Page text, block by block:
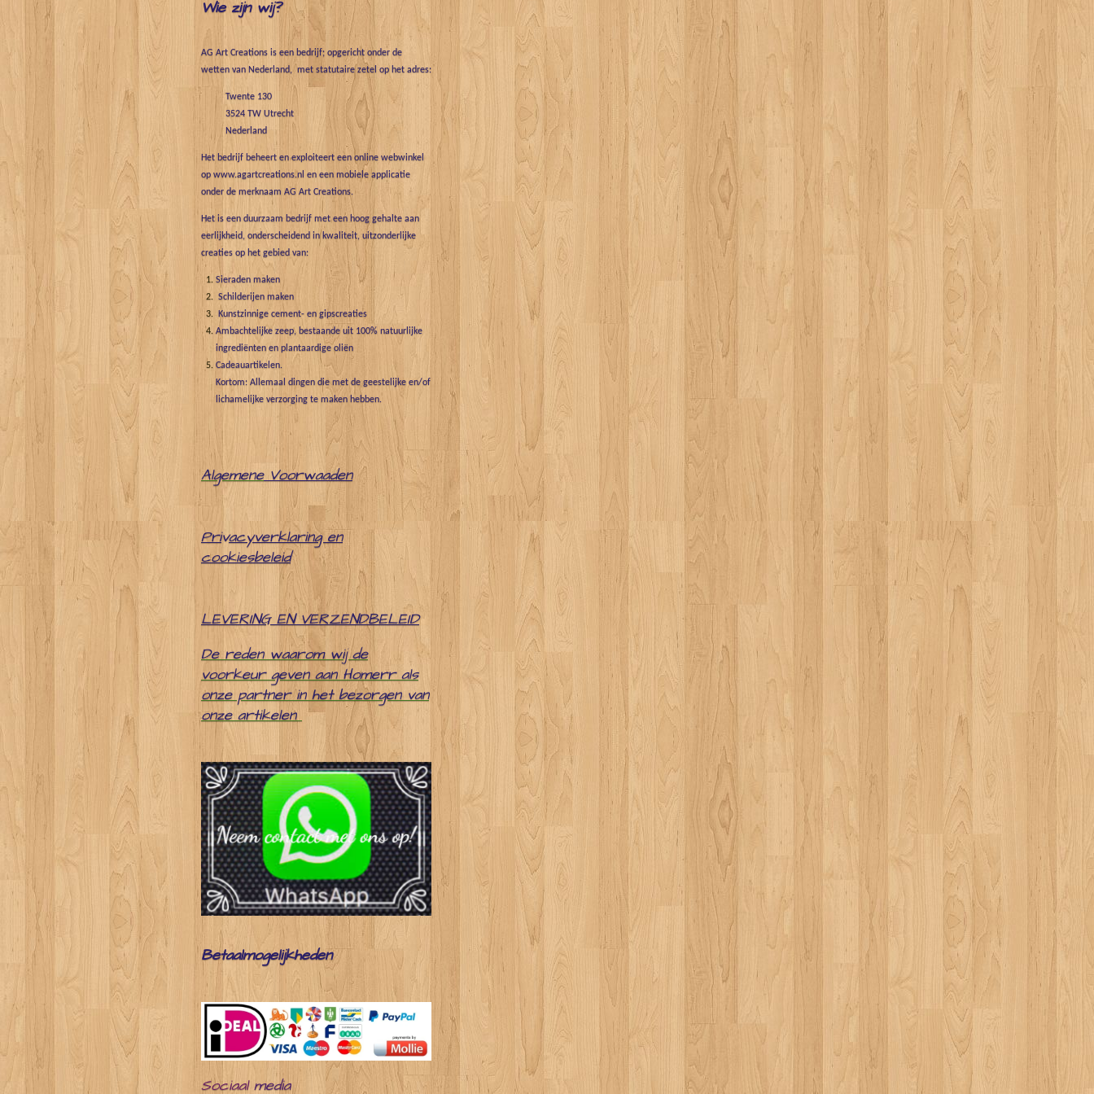
Wie zijn wij?
AG Art Creations is een bedrijf; opgericht onder de
wetten van Nederland, met statutaire zetel op het adres:
Twente 130
3524 TW Utrecht
Nederland
Het bedrijf beheert en exploiteert een online webwinkel
op www.agartcreations.nl en een mobiele applicatie
onder de merknaam AG Art Creations.
Het is een duurzaam bedrijf met een hoog gehalte aan
eerlijkheid, onderscheidend in kwaliteit, uitzonderlijke
creaties op het gebied van:
Sieraden maken
Schilderijen maken
Kunstzinnige cement- en gipscreaties
Ambachtelijke zeep, bestaande uit 100% natuurlijke
ingrediënten en plantaardige oliën
Cadeauartikelen.
Kortom: Allemaal dingen die met de geestelijke en/of
lichamelijke verzorging te maken hebben.
Algemene Voorwaaden
Privacyverklaring en
cookiesbeleid
LEVERING EN VERZENDBELEID
De reden waarom wij de
voorkeur geven aan Homerr als
onze partner in het bezorgen van
onze artikelen
Betaalmogelijkheden
Sociaal media